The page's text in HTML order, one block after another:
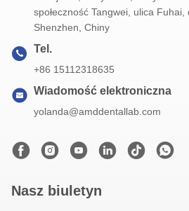
społeczność Tangwei, ulica
Shenzhen, Chiny
Tel.
+86 15112318635
Wiadomość elektroniczna
yolanda@amddentallab.com
Nasz biuletyn